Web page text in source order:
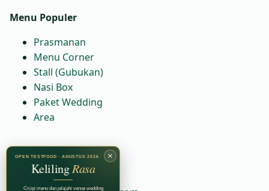
Menu Populer
Prasmanan
Menu Corner
Stall (Gubukan)
Nasi Box
Paket Wedding
Area
Kontak
6281230081664
×
OPEN TESTFOOD · AGUSTUS 2026
KelilingRasa
Cicipi menu dan jelajahi venue wedding